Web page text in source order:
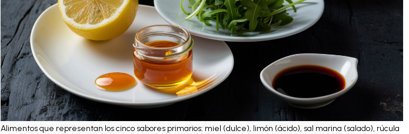
Alimentos que representan los cinco sabores primarios: miel (dulce), limón (ácido), sal marina (salado), rúcula